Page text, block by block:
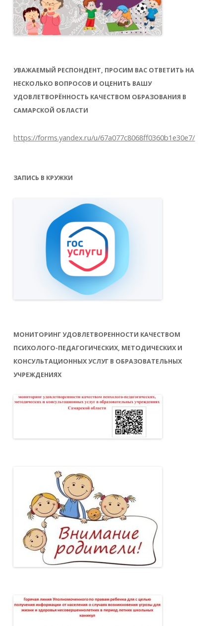
УВАЖАЕМЫЙ РЕСПОНДЕНТ, ПРОСИМ ВАС ОТВЕТИТЬ НА
НЕСКОЛЬКО ВОПРОСОВ И ОЦЕНИТЬ ВАШУ
УДОВЛЕТВОРЁННОСТЬ КАЧЕСТВОМ ОБРАЗОВАНИЯ В
САМАРСКОЙ ОБЛАСТИ
https://forms.yandex.ru/u/67a077c8068ff0360b1e30e7/
ЗАПИСЬ В КРУЖКИ
МОНИТОРИНГ УДОВЛЕТВОРЕННОСТИ КАЧЕСТВОМ
ПСИХОЛОГО-ПЕДАГОГИЧЕСКИХ, МЕТОДИЧЕСКИХ И
КОНСУЛЬТАЦИОННЫХ УСЛУГ В ОБРАЗОВАТЕЛЬНЫХ
УЧРЕЖДЕНИЯХ